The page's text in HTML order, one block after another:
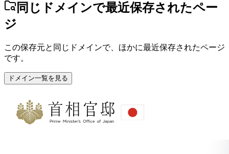
同じドメインで最近保存されたペー
ジ
この保存元と同じドメインで、ほかに最近保存されたページ
です。
ドメイン一覧を見る